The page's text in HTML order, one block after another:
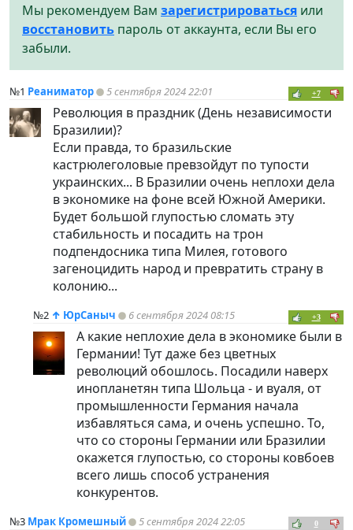
Мы рекомендуем Вам зарегистрироваться или
восстановить пароль от аккаунта, если Вы его
забыли.
№1 Реаниматор 5 сентября 2024 22:01 +7
Революция в праздник (День независимости
Бразилии)?
Если правда, то бразильские
кастрюлеголовые превзойдут по тупости
украинских... В Бразилии очень неплохи дела
в экономике на фоне всей Южной Америки.
Будет большой глупостью сломать эту
стабильность и посадить на трон
подпендосника типа Милея, готового
загеноцидить народ и превратить страну в
колонию...
№2 ↑ ЮрСаныч 6 сентября 2024 08:15 +3
А какие неплохие дела в экономике были в
Германии! Тут даже без цветных
революций обошлось. Посадили наверх
инопланетян типа Шольца - и вуаля, от
промышленности Германия начала
избавляться сама, и очень успешно. То,
что со стороны Германии или Бразилии
окажется глупостью, со стороны ковбоев
всего лишь способ устранения
конкурентов.
№3 Мрак Кромешный 5 сентября 2024 22:05 0